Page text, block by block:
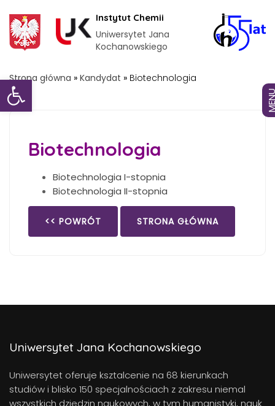
Otwórz pasek narzędzi
Instytut Chemii
Uniwersytet Jana
Kochanowskiego
Strona główna » Kandydat » Biotechnologia
Biotechnologia
Biotechnologia I-stopnia
Biotechnologia II-stopnia
<< POWRÓT STRONA GŁÓWNA
Uniwersytet Jana Kochanowskiego
Uniwersytet oferuje ksztalcenie na 68 kierunkach
studiów i blisko 150 specjalnościach z zakresu niemal
wszystkich dziedzin naukowych, w tym humanistyki, nauk